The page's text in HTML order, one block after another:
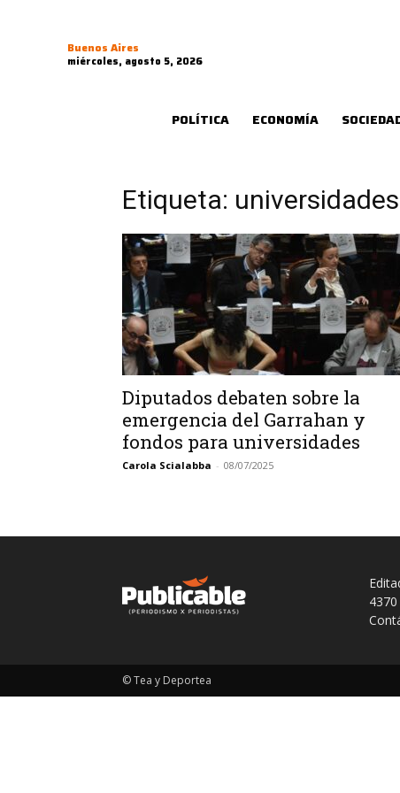
Buenos Aires
miércoles, agosto 5, 2026
POLÍTICA ECONOMÍA
Etiqueta: universidades
Diputados debaten sobre la
emergencia del Garrahan y
fondos para universidades
Carola Scialabba - 08/07/2025
© Tea y Deportea